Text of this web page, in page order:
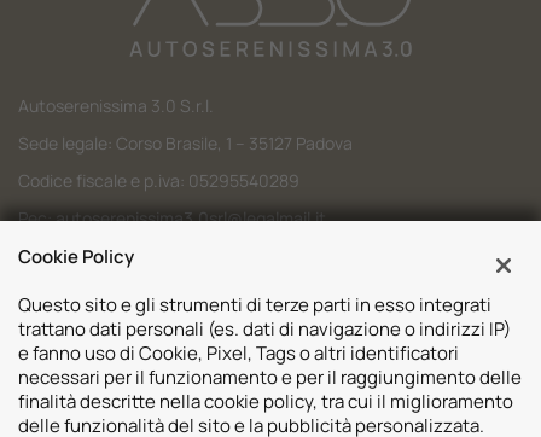
Autoserenissima 3.0 S.r.l.
Sede legale: Corso Brasile, 1 – 35127 Padova
Codice fiscale e p.iva: 05295540289
Pec:autoserenissima3.0srl@legalmail.it
Codice SDI: M5UXCR1
Sedi
Cookie Policy
Questo sito e gli strumenti di terze parti in esso integrati
trattano dati personali (es. dati di navigazione o indirizzi IP)
e fanno uso di Cookie, Pixel, Tags o altri identificatori
necessari per il funzionamento e per il raggiungimento delle
finalità descritte nella cookie policy, tra cui il miglioramento
delle funzionalità del sito e la pubblicità personalizzata.